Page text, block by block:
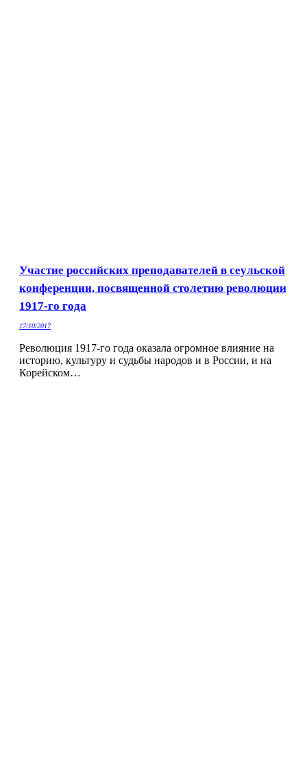
Участие российских преподавателей в сеульской
конференции, посвященной столетию революции
1917-го года
17/10/2017
Революция 1917-го года оказала огромное влияние на
историю, культуру и судьбы народов и в России, и на
Корейском…